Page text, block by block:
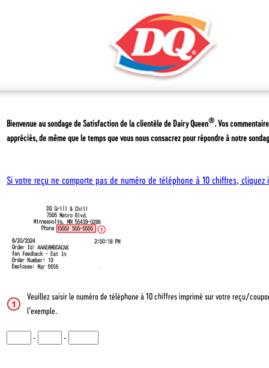
Bienvenue au sondage de Satisfaction de la clientèle deDairy Queen®. Vos
appréciés, de même que le temps que vous nous consacrez pour répondre à notre
Si votre reçu ne comporte pas de numéro de téléphone à 10 chiffres, cliquez
Veuillez saisir le numéro de téléphone à 10 chiffres imprimé sur votre reçu/
l’exemple.
- -